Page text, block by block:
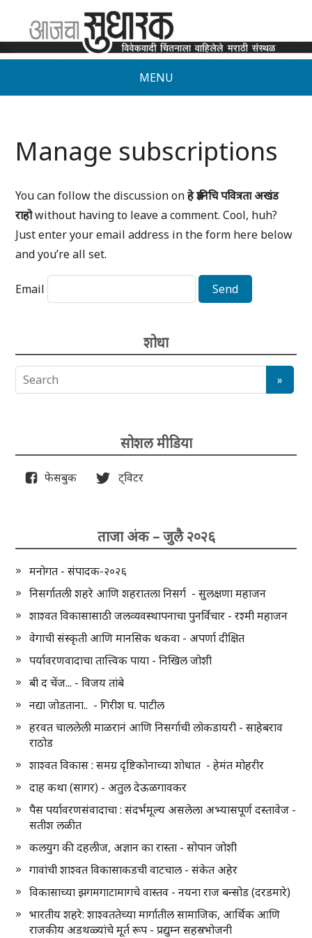
MENU
Manage subscriptions
You can follow the discussion onहे ज्ञानिचि पवित्रता अखंड
राहोwithout having to leave a comment. Cool, huh?
Just enter your email address in the form here below
and you’re all set.
Email
शोधा
सोशल मीडिया
फेसबुक ट्विटर
ताजा अंक – जुलै २०२६
मनोगत - संपादक-२०२६
निसर्गातली शहरे आणि शहरातला निसर्ग - सुलक्षणा महाजन
शाश्वत विकासासाठी जलव्यवस्थापनाचा पुनर्विचार - रश्मी महाजन
वेगाची संस्कृती आणि मानसिक थकवा - अपर्णा दीक्षित
पर्यावरणवादाचा तात्त्विक पाया - निखिल जोशी
बी द चेंज... - विजय तांबे
नद्या जोडताना.. - गिरीश घ. पाटील
हरवत चाललेली माळरानं आणि निसर्गाची लोकडायरी - साहेबराव
राठोड
शाश्वत विकास : समग्र दृष्टिकोनाच्या शोधात - हेमंत मोहरीर
दाह कथा (सागर) - अतुल देऊळगावकर
पैस पर्यावरणसंवादाचा : संदर्भमूल्य असलेला अभ्यासपूर्ण दस्तावेज -
सतीश लळीत
कलयुग की दहलीज, अज्ञान का रास्ता - सोपान जोशी
गावांची शाश्वत विकासाकडची वाटचाल - संकेत अहेर
विकासाच्या झगमगाटामागचे वास्तव - नयना राज बन्सोड (दरडमारे)
भारतीय शहरे: शाश्वततेच्या मार्गातील सामाजिक, आर्थिक आणि
राजकीय अडथळ्यांचे मूर्त रूप - प्रद्युम्न सहस्रभोजनी